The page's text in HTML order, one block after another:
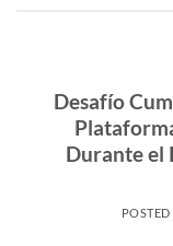
Desafío
Durante el